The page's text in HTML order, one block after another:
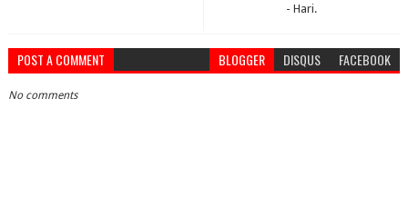
- Hari.
POST A COMMENT BLOGGER DISQUS FACEBOOK
No comments